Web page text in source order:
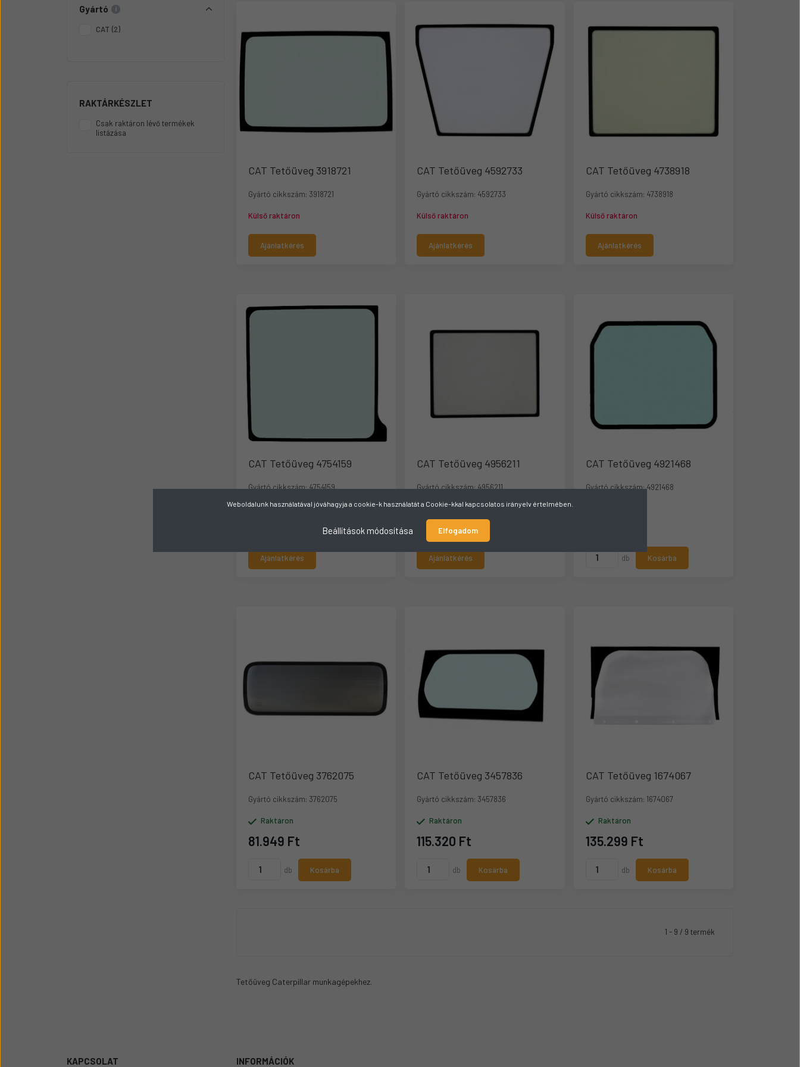
Motor alkatrész
CAT Tetőüveg 3918721
Gyártó cikkszám: 3918721
Külső raktáron
Ajánlatkérés
CAT Tetőüveg 4592733
Gyártó cikkszám: 4592733
Külső raktáron
Ajánlatkérés
CAT Tetőüveg 4738918
Gyártó cikkszám: 4738918
Külső raktáron
Ajánlatkérés
CAT Tetőüveg 4754159
Gyártó cikkszám:4754159
Külső raktáron
Ajánlatkérés
CAT Tetőüveg 4956211
Gyártó cikkszám:4956211
Külső raktáron
Ajánlatkérés
CAT Tetőüveg 4921468
Gyártó cikkszám:4921468
db Kosárba
CAT Tetőüveg 3762075
Gyártó cikkszám: 3762075
Raktáron
81.949 Ft
db Kosárba
CAT Tetőüveg 3457836
Gyártó cikkszám: 3457836
Raktáron
115.320 Ft
db Kosárba
CAT Tetőüveg 1674067
Gyártó cikkszám: 1674067
Raktáron
135.299 Ft
db Kosárba
1 - 9 / 9 termék
Tetőüveg Caterpillar munkagépekhez.
Gyártó
CAT (2)
RAKTÁRKÉSZLET
Csak raktáron lévő termékek
listázása
KAPCSOLAT INFORMÁCIÓK
Weboldalunk használatával jóváhagyja a cookie-k használatát a Cookie-kkal kapcsolatos irányelv értelmében.
Beállítások módosítása Elfogadom